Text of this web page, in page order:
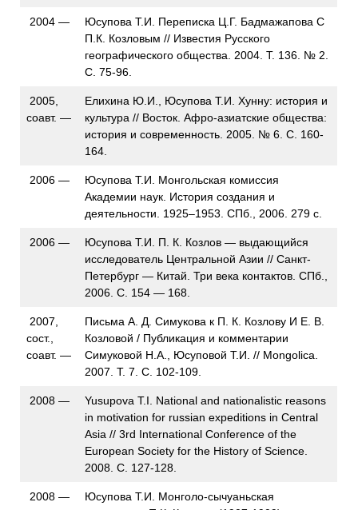
2004 —
Юсупова Т.И. Переписка Ц.Г. Бадмажапова С
П.К. Козловым // Известия Русского
географического общества. 2004. Т. 136. № 2.
С. 75-96.
2005,
соавт. —
Елихина Ю.И., Юсупова Т.И. Хунну: история и
культура // Восток. Афро-азиатские общества:
история и современность. 2005. № 6. С. 160-
164.
2006 —
Юсупова Т.И. Монгольская комиссия
Академии наук. История создания и
деятельности. 1925–1953. СПб., 2006. 279 с.
2006 —
Юсупова Т.И. П. К. Козлов — выдающийся
исследователь Центральной Азии // Санкт-
Петербург — Китай. Три века контактов. СПб.,
2006. С. 154 — 168.
2007,
сост.,
соавт. —
Письма А. Д. Симукова к П. К. Козлову И Е. В.
Козловой / Публикация и комментарии
Симуковой Н.А., Юсуповой Т.И. // Mongolica.
2007. Т. 7. С. 102-109.
2008 —
Yusupova T.I. National and nationalistic reasons
in motivation for russian expeditions in Central
Asia // 3rd International Conference of the
European Society for the History of Science.
2008. С. 127-128.
2008 —
Юсупова Т.И. Монголо-сычуаньская